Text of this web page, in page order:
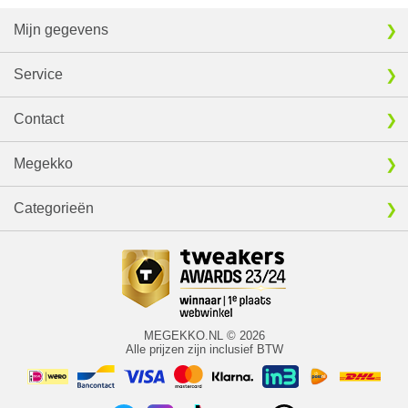
Mijn gegevens
Service
Contact
Megekko
Categorieën
MEGEKKO.NL © 2026
Alle prijzen zijn inclusief BTW